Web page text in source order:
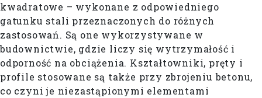
kwadratowe – wykonane z odpowiedniego
gatunku stali przeznaczonych do różnych
zastosowań. Są one wykorzystywane w
budownictwie, gdzie liczy się wytrzymałość i
odporność na obciążenia. Kształtowniki, pręty i
profile stosowane są także przy zbrojeniu betonu,
co czyni je niezastąpionymi elementami